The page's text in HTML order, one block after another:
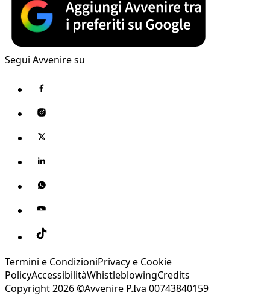
Segui Avvenire su
Termini e CondizioniPrivacy e Cookie
PolicyAccessibilitàWhistleblowingCredits
Copyright 2026 ©Avvenire P.Iva 00743840159